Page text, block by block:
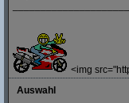
<img
Auswahl